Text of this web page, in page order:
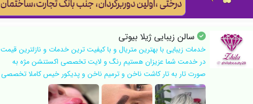
سالن زیبایی ژیلا بیوتی
خدمات زیبایی با بهترین متریال و با کیفیت ترین خدمات و نازلترین قیمت
در خدمت شما عزیزان هستیم رنگ و لایت تخصصی اکستنشن مژه به
صورت تار به تار کاشت ناخن و ترمیم ناخن و پدیکور خیس کاملا تخصصی